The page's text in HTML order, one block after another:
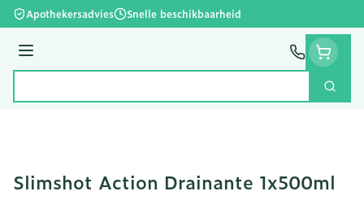
Ga naar de inhoud
Apothekersadvies Snelle beschikbaarheid
Menu
Zoek
Slimshot Action Drainante 1x500ml